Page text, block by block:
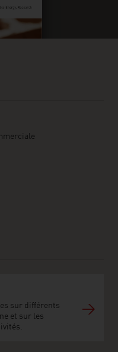
sur différents
et sur les